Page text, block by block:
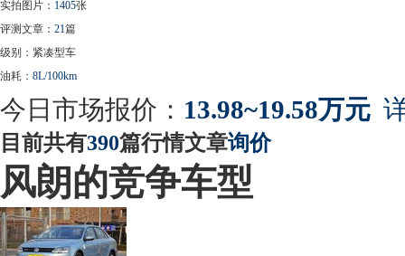
实拍图片： 1405张
评测文章： 21篇
级别：紧凑型车
油耗： 8L/100km
今日市场报价： 13.98~19.58万元
目前共有390篇行情文章询价
风朗的竞争车型